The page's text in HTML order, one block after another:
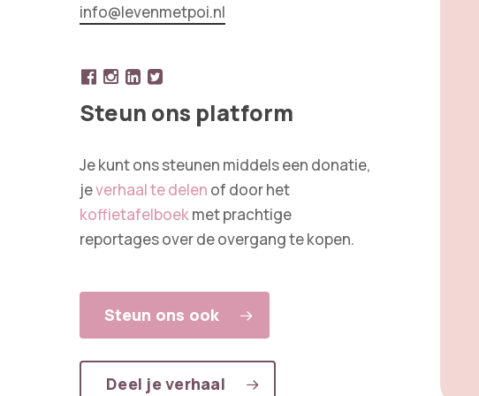
info@levenmetpoi.nl
Steun ons platform
Je kunt ons steunen middels een donatie,
jeverhaal te delen of door het
koffietafelboekmet prachtige
reportages over de overgang te kopen.
Steun ons ook
Deel je verhaal